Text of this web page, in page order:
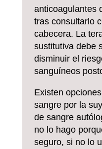
anticoagulantes
tras consultarlo
cabecera. La
sustitutiva debe
disminuir el
sanguíneos
Existen
sangre por la
de sangre
no lo hago
seguro, si no lo